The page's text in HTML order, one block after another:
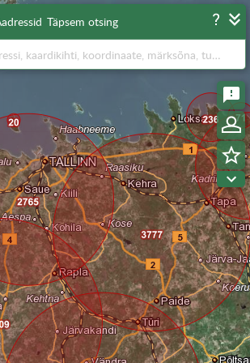
Täpsem otsing